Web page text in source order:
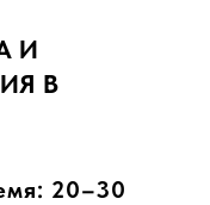
И
В
20–30